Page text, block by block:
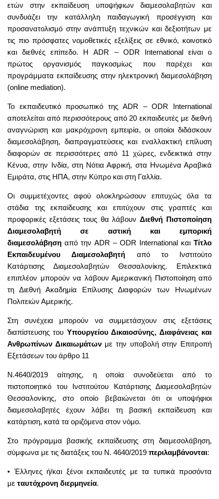
ετών στην εκπαίδευση υποψήφιων διαμεσολαβητών και
συνδυάζει την κατάλληλη παιδαγωγική προσέγγιση και
προσανατολισμό στην ανάπτυξη τεχνικών και δεξιοτήτων με
τις πιο πρόσφατες νομοθετικές εξελίξεις σε εθνικό, κοινοτικό
και διεθνές επίπεδο. Η ADR – ODR International είναι ο
πρώτος οργανισμός παγκοσμίως που παρέχει και
προγράμματα εκπαίδευσης στην ηλεκτρονική διαμεσολάβηση
(online mediation).
Το εκπαιδευτικό προσωπικό της ADR – ODR International
αποτελείται από περισσότερους από 20 εκπαιδευτές με διεθνή
αναγνώριση και μακρόχρονη εμπειρία, οι οποίοι διδάσκουν
διαμεσολάβηση, διαπραγματεύσεις και εναλλακτική επίλυση
διαφορών σε περισσότερες από 11 χώρες, ενδεικτικά στην
Κένυα, στην Ινδία, στη Νότια Αφρική, στα Ηνωμένα Αραβικά
Εμιράτα, στις ΗΠΑ, στην Κύπρο και στη Γαλλία.
Οι συμμετέχοντες αφού ολοκληρώσουν επιτυχώς όλα τα
στάδια της εκπαίδευσης και επιτύχουν στις γραπτές και
προφορικές εξετάσεις τους θα λάβουνΔιεθνή Πιστοποίηση
Διαμεσολαβητή σε αστική και εμπορική
διαμεσολάβηση από την ADR – ODR International και Τίτλο
Εκπαιδευμένου Διαμεσολαβητή από το Ινστιτούτο
Κατάρτισης Διαμεσολαβητών Θεσσαλονίκης. Επιλεκτικά
επιπλέον μπορούν να λάβουν Αμερικανική Πιστοποίηση από
τη Διεθνή Ακαδημία Επίλυσης Διαφορών των Ηνωμένων
Πολιτειών Αμερικής.
Στη συνέχεια μπορούν να συμμετάσχουν στις εξετάσεις
διαπίστευσης του Υπουργείου Δικαιοσύνης, Διαφάνειας και
Ανθρωπίνων Δικαιωμάτωνμε την υποβολή στην Επιτροπή
Εξετάσεων του άρθρο 11
Ν.4640/2019 αίτησης, η οποία συνοδεύεται από το
πιστοποιητικό του Ινστιτούτου Κατάρτισης Διαμεσολαβητών
Θεσσαλονίκης, στο οποίο βεβαιώνεται ότι οι υποψήφιοι
διαμεσολαβητές έχουν λάβει τη βασική εκπαίδευση και
κατάρτιση, κατά τα οριζόμενα στον νόμο.
Στο πρόγραμμα βασικής εκπαίδευσης στη διαμεσολάβηση,
σύμφωνα με τις διατάξεις του Ν. 4640/2019 περιλαμβάνονται:
• Έλληνες ή/και ξένοι εκπαιδευτές με τα τυπικά προσόντα
με ταυτόχρονη διερμηνεία.